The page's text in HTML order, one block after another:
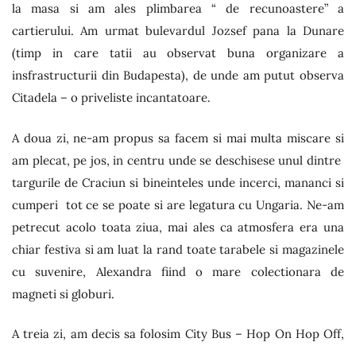
la masa si am ales plimbarea “ de recunoastere” a
cartierului. Am urmat bulevardul Jozsef pana la Dunare
(timp in care tatii au observat buna organizare a
insfrastructurii din Budapesta), de unde am putut observa
Citadela – o priveliste incantatoare.
A doua zi, ne-am propus sa facem si mai multa miscare si
am plecat, pe jos, in centru unde se deschisese unul dintre
targurile de Craciun si bineinteles unde incerci, mananci si
cumperi tot ce se poate si are legatura cu Ungaria. Ne-am
petrecut acolo toata ziua, mai ales ca atmosfera era una
chiar festiva si am luat la rand toate tarabele si magazinele
cu suvenire, Alexandra fiind o mare colectionara de
magneti si globuri.
A treia zi, am decis sa folosim City Bus – Hop On Hop Off,